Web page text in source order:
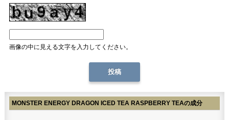
画像の中に見える文字を入力してください。
MONSTER ENERGY DRAGON ICED TEA RASPBERRY TEAの成分